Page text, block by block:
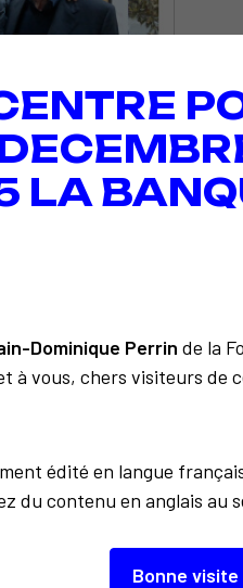
LA
Dominique Perrin de la
à vous, chers visiteurs de
édité en langue
du contenu en anglais au
Bonne visite
À découvrir